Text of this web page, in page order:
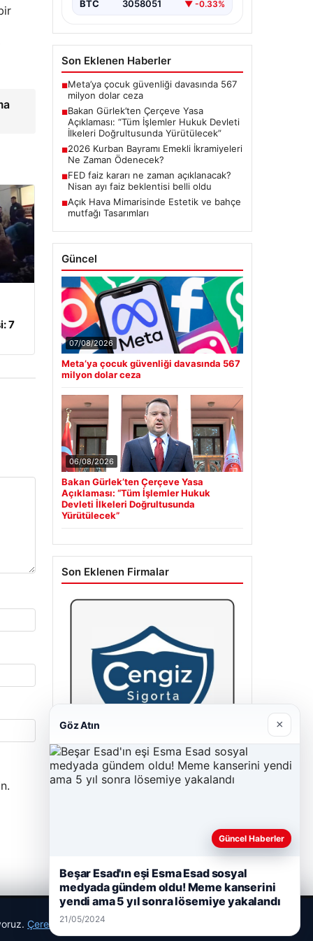
7
başlatacak çerçeve yasanın
BTC 3058051 ▼ -0.33%
Son Eklenen Haberler
■Meta’ya çocuk güvenliği davasında 567
milyon dolar ceza
■Bakan Gürlek’ten Çerçeve Yasa
Açıklaması: “Tüm İşlemler Hukuk Devleti
İlkeleri Doğrultusunda Yürütülecek”
■2026 Kurban Bayramı Emekli İkramiyeleri
Ne Zaman Ödenecek?
■FED faiz kararı ne zaman açıklanacak?
Nisan ayı faiz beklentisi belli oldu
■Açık Hava Mimarisinde Estetik ve bahçe
mutfağı Tasarımları
Güncel
07/08/2026
Meta’ya çocuk güvenliği davasında 567
milyon dolar ceza
06/08/2026
Bakan Gürlek’ten Çerçeve Yasa
Açıklaması: “Tüm İşlemler Hukuk
Devleti İlkeleri Doğrultusunda
Yürütülecek”
Son Eklenen Firmalar
Cengiz Sigorta
Çerez Politikamız
Göz Atın ×
Güncel Haberler
Beşar Esad'ın eşi Esma Esad sosyal
medyada gündem oldu! Meme kanserini
yendi ama 5 yıl sonra lösemiye yakalandı
21/05/2024